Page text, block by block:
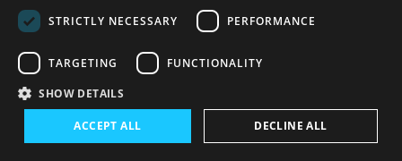
STRICTLY NECESSARY
PERFORMANCE
TARGETING FUNCTIONALITY
SHOW DETAILS
ACCEPT ALL DECLINE ALL